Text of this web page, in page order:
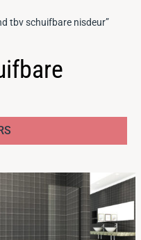
tbv schuifbare nisdeur”